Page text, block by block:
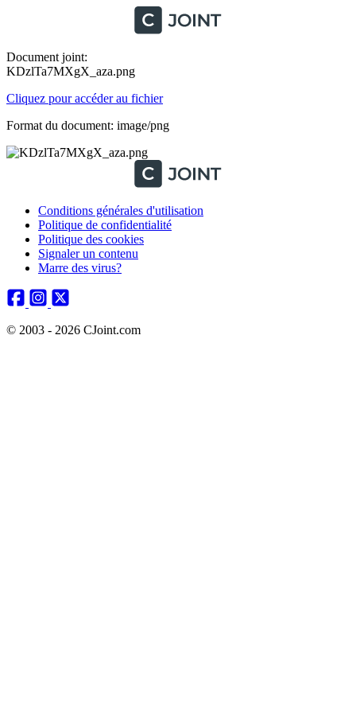
Document joint:
KDzlTa7MXgX_aza.png
Cliquez pour accéder au fichier
Format du document: image/png
Conditions générales d'utilisation
Politique de confidentialité
Politique des cookies
Signaler un contenu
Marre des virus?
© 2003 - 2026 CJoint.com